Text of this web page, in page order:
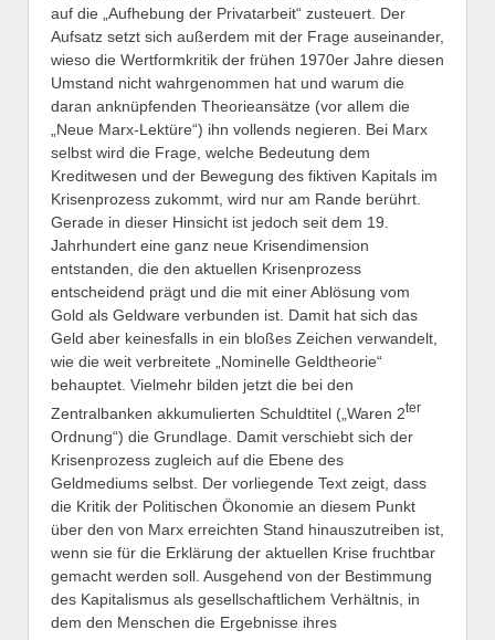
auf die „Aufhebung der Privatarbeit“ zusteuert. Der
Aufsatz setzt sich außerdem mit der Frage auseinander,
wieso die Wertformkritik der frühen 1970er Jahre diesen
Umstand nicht wahrgenommen hat und warum die
daran anknüpfenden Theorieansätze (vor allem die
„Neue Marx-Lektüre“) ihn vollends negieren. Bei Marx
selbst wird die Frage, welche Bedeutung dem
Kreditwesen und der Bewegung des fiktiven Kapitals im
Krisenprozess zukommt, wird nur am Rande berührt.
Gerade in dieser Hinsicht ist jedoch seit dem 19.
Jahrhundert eine ganz neue Krisendimension
entstanden, die den aktuellen Krisenprozess
entscheidend prägt und die mit einer Ablösung vom
Gold als Geldware verbunden ist. Damit hat sich das
Geld aber keinesfalls in ein bloßes Zeichen verwandelt,
wie die weit verbreitete „Nominelle Geldtheorie“
behauptet. Vielmehr bilden jetzt die bei den
Zentralbanken akkumulierten Schuldtitel („Waren 2ter
Ordnung“) die Grundlage. Damit verschiebt sich der
Krisenprozess zugleich auf die Ebene des
Geldmediums selbst. Der vorliegende Text zeigt, dass
die Kritik der Politischen Ökonomie an diesem Punkt
über den von Marx erreichten Stand hinauszutreiben ist,
wenn sie für die Erklärung der aktuellen Krise fruchtbar
gemacht werden soll. Ausgehend von der Bestimmung
des Kapitalismus als gesellschaftlichem Verhältnis, in
dem den Menschen die Ergebnisse ihres